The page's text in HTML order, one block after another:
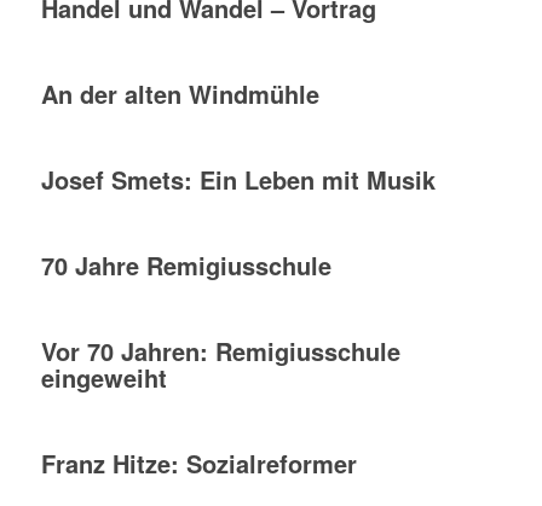
Handel und Wandel – Vortrag
An der alten Windmühle
Josef Smets: Ein Leben mit Musik
70 Jahre Remigiusschule
Vor 70 Jahren: Remigiusschule
eingeweiht
Franz Hitze: Sozialreformer